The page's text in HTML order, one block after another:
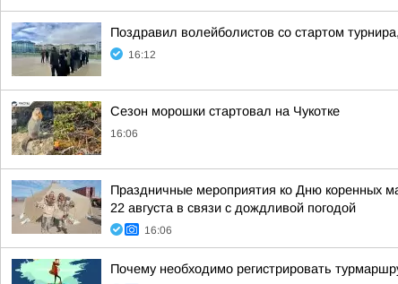
Поздравил волейболистов со стартом
16:12
Сезон морошки стартовал на Чукотке
16:06
Праздничные мероприятия ко Дню коренных
22 августа в связи с дождливой погодой
16:06
Почему необходимо регистрировать